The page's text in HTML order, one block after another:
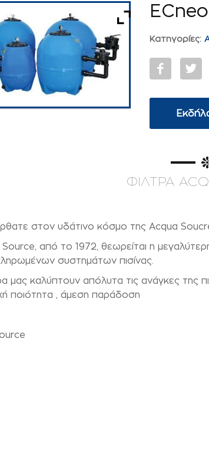
ECneo
Κατηγορίες:
ΦΙΛΤΡΑ
στον υδάτινο κόσμο της Acqua
από το 1972, θεωρείται η
συστημάτων πισίνας.
μας καλύπτουν απόλυτα τις ανάγκες της
ποιότητα , άμεση παράδοση